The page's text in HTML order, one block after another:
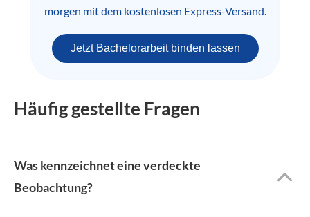
morgen mit dem kostenlosen Express-Versand.
Jetzt Bachelorarbeit binden lassen
Häufig gestellte Fragen
Was kennzeichnet eine verdeckte
Beobachtung?